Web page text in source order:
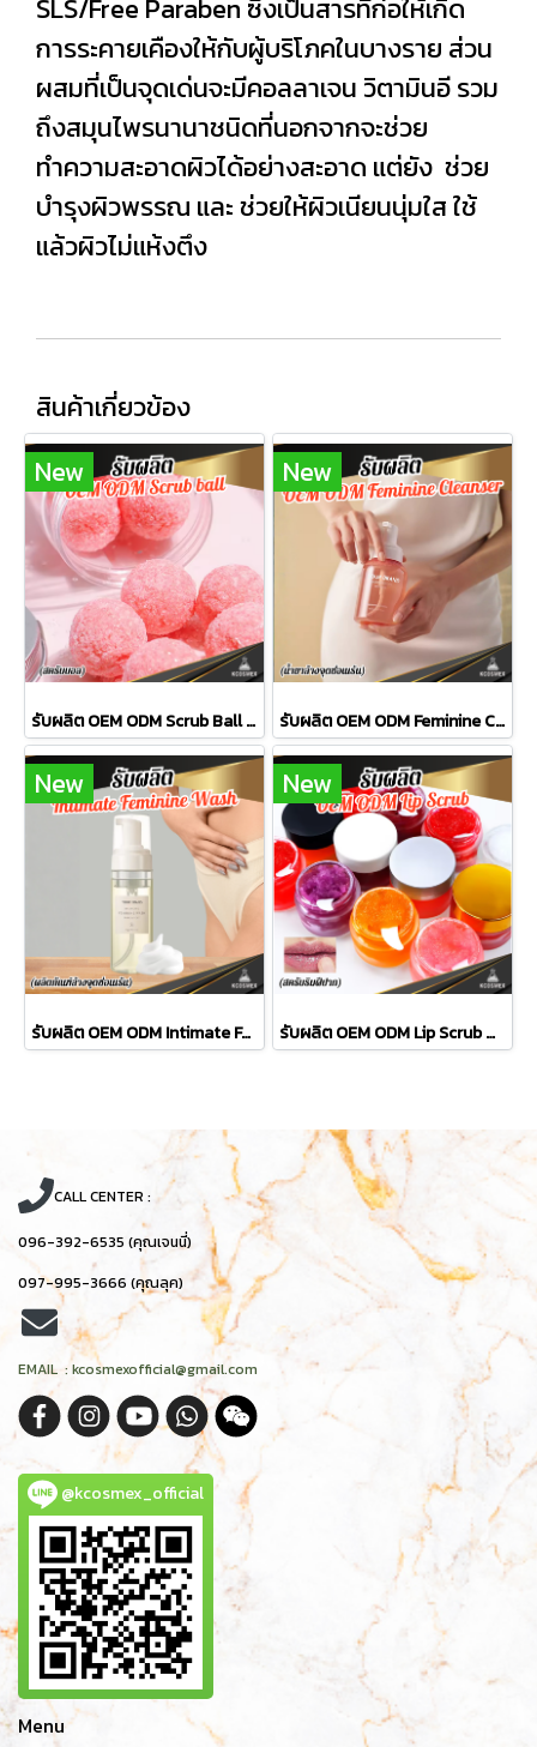
SLS/Free Paraben ซึ่งเป็นสารที่ก่อให้เกิด
การระคายเคืองให้กับผู้บริโภคในบางราย ส่วน
ผสมที่เป็นจุดเด่นจะมีคอลลาเจน วิตามินอี รวม
ถึงสมุนไพรนานาชนิดที่นอกจากจะช่วย
ทำความสะอาดผิวได้อย่างสะอาด แต่ยัง ช่วย
บำรุงผิวพรรณ และ ช่วยให้ผิวเนียนนุ่มใส ใช้
แล้วผิวไม่แห้งตึง
สินค้าเกี่ยวข้อง
New
รับผลิต OEM ODM Scrub Ball สครับบอลสูตรน้ำตาลขัดผิว ดีไซน์ทันสมัย ใช้งานง่าย เพื่อผิวเนียนนุ่ม กระจ่างใส ในขั้นตอนเดียว
New
รับผลิต OEM ODM Feminine Cleanser ผลิตภัณฑ์ทำความสะอาดจุดซ่อนเร้นสูตรอ่อนโยน ผสาน Probiotics รักษาสมดุลธรรมชาติและระงับกลิ่นอับสดชื่นตลอดวัน
New
รับผลิต OEM ODM Intimate Feminine Wash (ผลิตภัณฑ์ล้างจุดซ่อนเร้น) สูตรอ่อนโยนพิเศษ ปรับสมดุลผิว พร้อมมอบความสะอาดสดชื่นตลอดวัน
New
รับผลิต OEM ODM Lip Scrub สครับริมฝีปากสูตรอ่อนโยน แก้ปัญหาปากคล้ำ แห้งแตก เป็นขุย ให้ริมฝีปากเนียนนุ่ม อมชมพูดูสุขภาพดี
CALL CENTER :
096-392-6535 (คุณเจนนี่)
097-995-3666 (คุณลุค)
EMAIL : kcosmexofficial@gmail.com
@kcosmex_official
Menu